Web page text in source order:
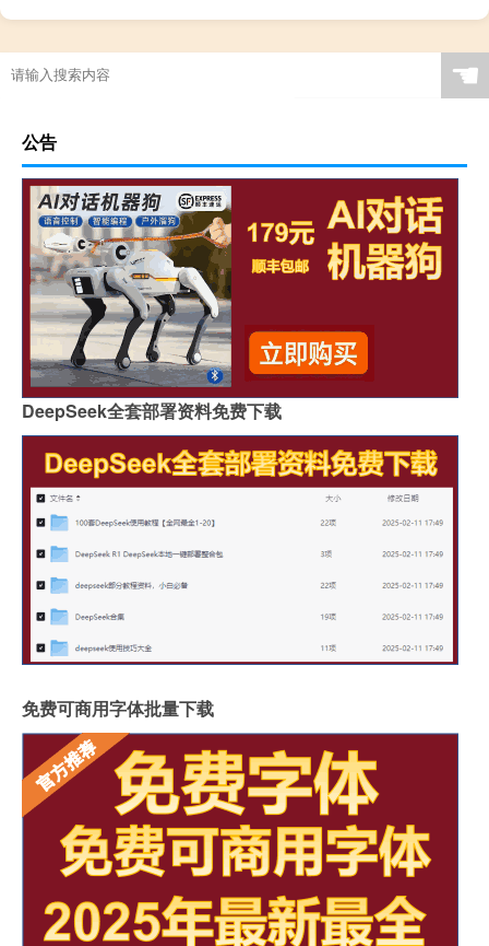
☚
公告
DeepSeek全套部署资料免费下载
免费可商用字体批量下载